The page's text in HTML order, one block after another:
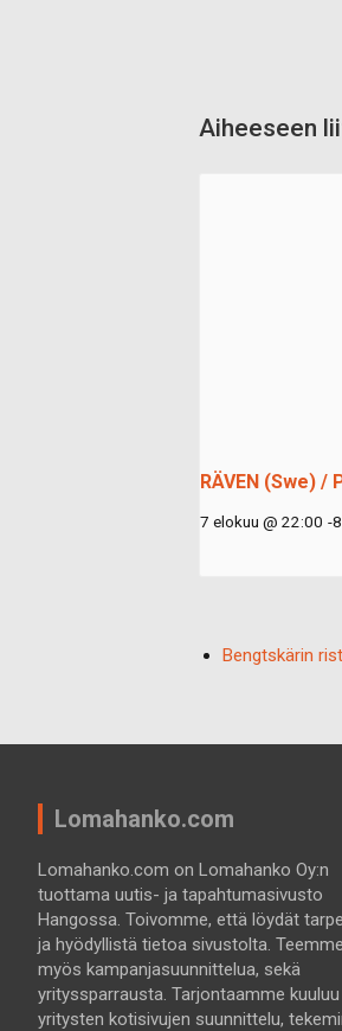
Aiheeseen
RÄVEN (Swe) /
7 elokuu @ 22:00 -
Bengtskärin
Lomahanko.com
Lomahanko.com on Lomahanko Oy:n
tuottama uutis- ja tapahtumasivusto
Hangossa. Toivomme, että löydät
ja hyödyllistä tietoa sivustolta. Teemme
myös kampanjasuunnittelua, sekä
yrityssparrausta. Tarjontaamme
yritysten kotisivujen suunnittelu,